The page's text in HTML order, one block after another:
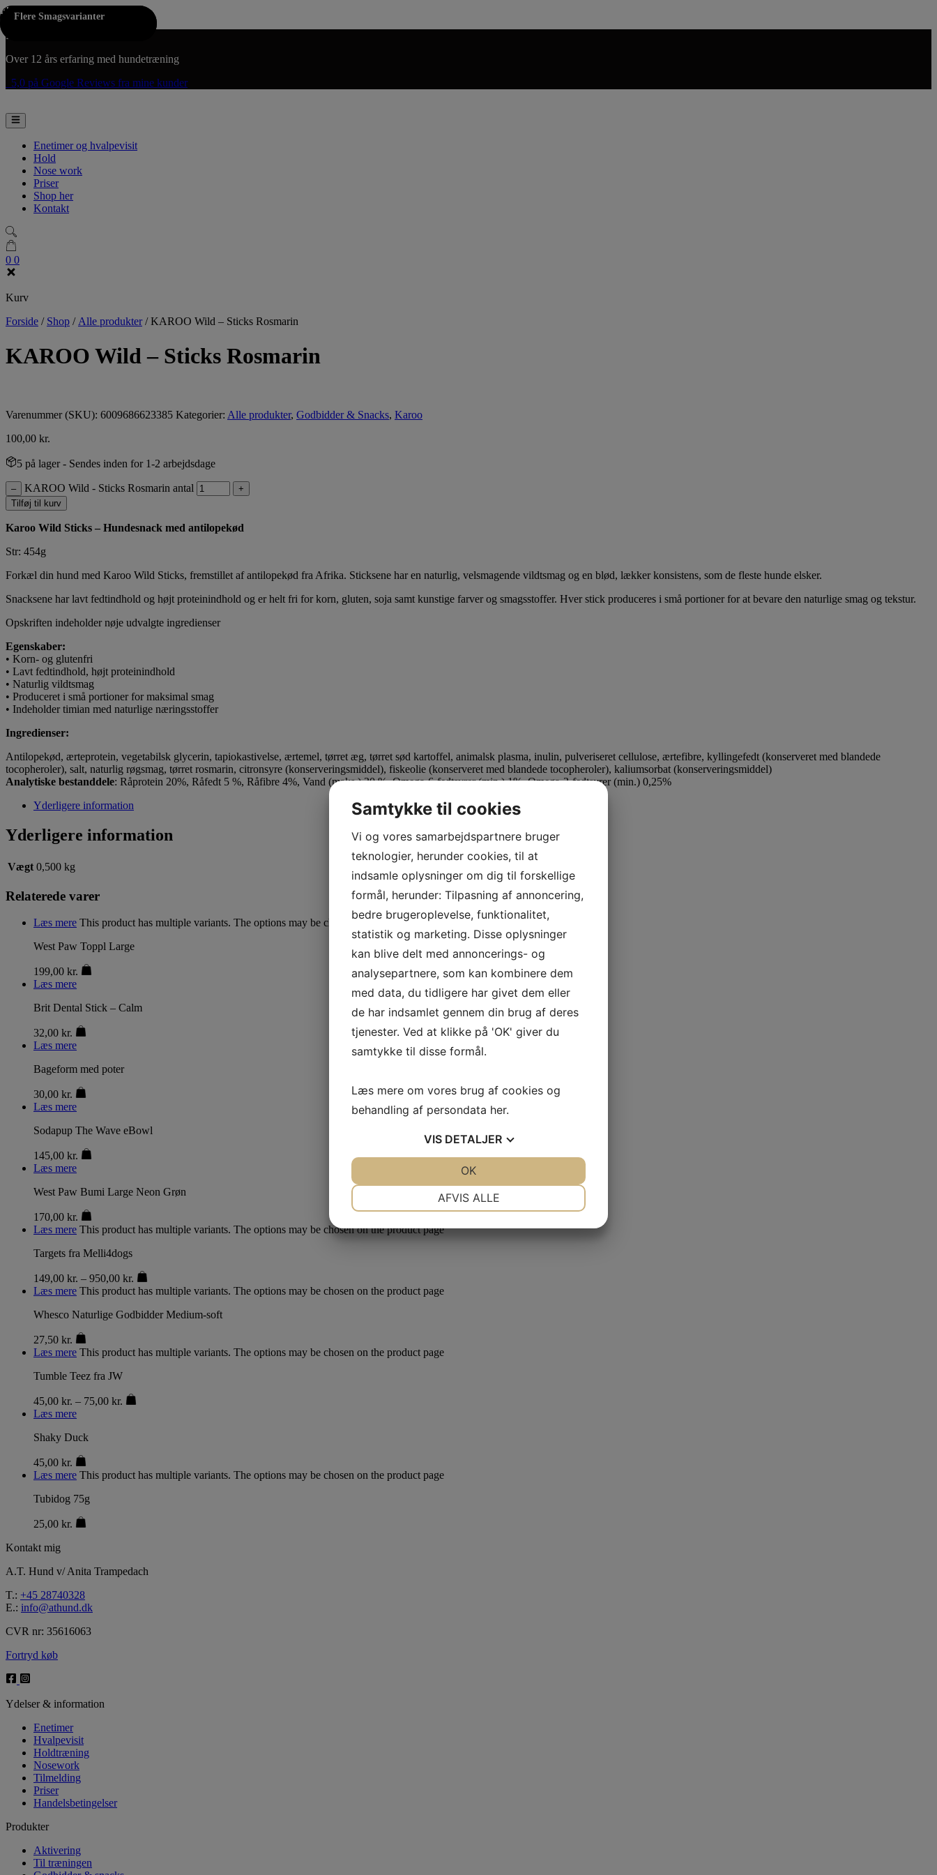
Hop til indholdet
Fri fragt på køb over 300,-
Over 12 års erfaring med hundetræning
5,0 på Google Reviews fra mine kunder
Enetimer og hvalpevisit
Hold
Nose work
Priser
Shop her
Kontakt
0 0
Kurv
Forside / Shop / Alle produkter/KAROO Wild – Sticks Rosmarin
KAROO Wild – Sticks Rosmarin
Varenummer (SKU): 6009686623385 Kategorier: Alle produkter, Godbidder & Snacks, Karoo
100,00 kr.
5 på lager- Sendes inden for 1-2 arbejdsdage
– KAROO Wild - Sticks Rosmarin antal
+
Tilføj til kurv
Karoo Wild Sticks – Hundesnack med antilopekød
Str: 454g
Forkæl din hund med Karoo Wild Sticks, fremstillet af antilopekød fra Afrika. Sticksene har en naturlig, velsmagende vildtsmag og en blød, lækker konsistens, som de fleste hunde elsker.
Snacksene har lavt fedtindhold og højt proteinindhold og er helt fri for korn, gluten, soja samt kunstige farver og smagsstoffer. Hver stick produceres i små portioner for at bevare den naturlige smag og tekstur.
Opskriften indeholder nøje udvalgte ingredienser
Egenskaber:
• Korn- og glutenfri
• Lavt fedtindhold, højt proteinindhold
• Naturlig vildtsmag
• Produceret i små portioner for maksimal smag
• Indeholder timian med naturlige næringsstoffer
Ingredienser:
Antilopekød, ærteprotein, vegetabilsk glycerin, tapiokastivelse, ærtemel, tørret æg, tørret sød kartoffel, animalsk plasma, inulin, pulveriseret cellulose, ærtefibre, kyllingefedt (konserveret med blandede
tocopheroler), salt, naturlig røgsmag, tørret rosmarin, citronsyre (konserveringsmiddel), fiskeolie (konserveret med blandede tocopheroler), kaliumsorbat (konserveringsmiddel)
Analytiske bestanddele: Råprotein 20%, Råfedt 5 %, Råfibre 4%, Vand (maks.) 30 %, Omega-6-fedtsyrer (min.) 1%, Omega-3-fedtsyrer (min.) 0,25%
Yderligere information
Yderligere information
Vægt 0,500 kg
Relaterede varer
Læs mere This product has multiple variants. The options may be chosen on the product page
Flere Farver
West Paw Toppl Large
199,00 kr.
Læs mere
Brit Dental Stick – Calm
32,00 kr.
Læs mere
Bageform med poter
30,00 kr.
Læs mere
Sodapup The Wave eBowl
145,00 kr.
Læs mere
West Paw Bumi Large Neon Grøn
170,00 kr.
Læs mere This product has multiple variants. The options may be chosen on the product page
Targets fra Melli4dogs
149,00 kr. – 950,00 kr.
Læs mere This product has multiple variants. The options may be chosen on the product page
Flere Smagsvarianter
Whesco Naturlige Godbidder Medium-soft
27,50 kr.
Læs mere This product has multiple variants. The options may be chosen on the product page
Tumble Teez fra JW
45,00 kr. – 75,00 kr.
Læs mere
Shaky Duck
45,00 kr.
Læs mere This product has multiple variants. The options may be chosen on the product page
Flere Smagsvarianter
Tubidog 75g
25,00 kr.
Kontakt mig
A.T. Hund v/ Anita Trampedach
T.: +45 28740328
E.: info@athund.dk
CVR nr: 35616063
Fortryd køb
Ydelser & information
Enetimer
Hvalpevisit
Holdtræning
Nosework
Tilmelding
Priser
Handelsbetingelser
Produkter
Aktivering
Til træningen
Samtykke til cookies
Vi og vores samarbejdspartnere bruger
teknologier, herunder cookies, til at
indsamle oplysninger om dig til forskellige
formål, herunder: Tilpasning af annoncering,
bedre brugeroplevelse, funktionalitet,
statistik og marketing. Disse oplysninger
kan blive delt med annoncerings- og
analysepartnere, som kan kombinere dem
med data, du tidligere har givet dem eller
de har indsamlet gennem din brug af deres
tjenester. Ved at klikke på 'OK' giver du
samtykke til disse formål.
Læs mere om vores brug af cookies og
behandling af persondata her.
VIS DETALJER
AFVIS ALLE
OK